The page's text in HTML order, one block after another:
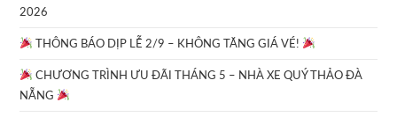
2026
THÔNG BÁO DỊP LỄ 2/9 – KHÔNG TĂNG GIÁ VÉ!
CHƯƠNG TRÌNH ƯU ĐÃI THÁNG 5 – NHÀ XE QUÝ THẢO ĐÀ
NẴNG